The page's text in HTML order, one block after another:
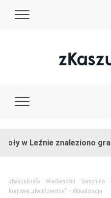
Leźnie znaleziono granat!
zKaszub.info> Wiadomości Somonino>
krajowej „dwudziestce” – Aktualizacja